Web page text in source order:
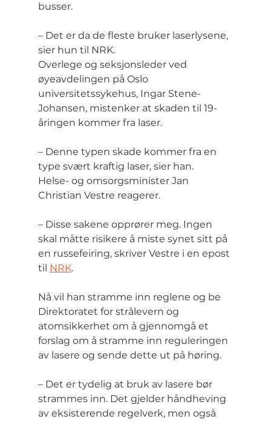
busser.
– Det er da de fleste bruker laserlysene,
sier hun til NRK.
Overlege og seksjonsleder ved
øyeavdelingen på Oslo
universitetssykehus, Ingar Stene-
Johansen, mistenker at skaden til 19-
åringen kommer fra laser.
– Denne typen skade kommer fra en
type svært kraftig laser, sier han.
Helse- og omsorgsminister Jan
Christian Vestre reagerer.
– Disse sakene opprører meg. Ingen
skal måtte risikere å miste synet sitt på
en russefeiring, skriver Vestre i en epost
til NRK.
Nå vil han stramme inn reglene og be
Direktoratet for strålevern og
atomsikkerhet om å gjennomgå et
forslag om å stramme inn reguleringen
av lasere og sende dette ut på høring.
– Det er tydelig at bruk av lasere bør
strammes inn. Det gjelder håndheving
av eksisterende regelverk, men også